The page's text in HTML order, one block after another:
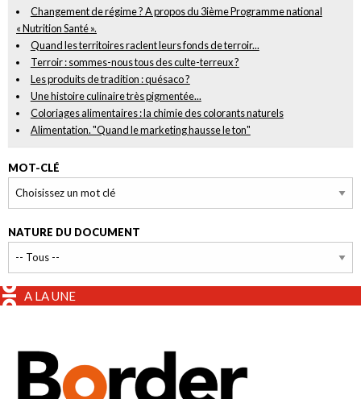
Changement de régime ? A propos du 3ième Programme national
« Nutrition Santé ».
Quand les territoires raclent leurs fonds de terroir...
Terroir : sommes-nous tous des culte-terreux ?
Les produits de tradition : quésaco ?
Une histoire culinaire très pigmentée...
Coloriages alimentaires : la chimie des colorants naturels
Alimentation. "Quand le marketing hausse le ton"
MOT-CLÉ
NATURE DU DOCUMENT
A LA UNE